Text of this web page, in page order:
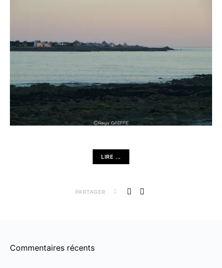
LIRE ...
PARTAGER
Commentaires récents